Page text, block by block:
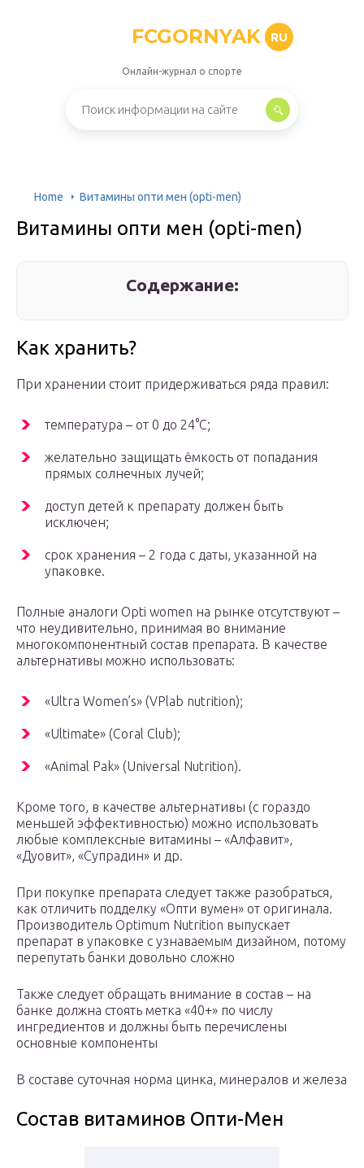
FCGORNYAK RU
Онлайн-журнал о спорте
Home Витамины опти мен (opti-men)
Витамины опти мен (opti-men)
Содержание:
Как хранить?
При хранении стоит придерживаться ряда правил:
температура – от 0 до 24°С;
желательно защищать ёмкость от попадания
прямых солнечных лучей;
доступ детей к препарату должен быть
исключен;
срок хранения – 2 года с даты, указанной на
упаковке.
Полные аналоги Opti women на рынке отсутствуют –
что неудивительно, принимая во внимание
многокомпонентный состав препарата. В качестве
альтернативы можно использовать:
«Ultra Women’s» (VPlab nutrition);
«Ultimate» (Coral Club);
«Animal Pak» (Universal Nutrition).
Кроме того, в качестве альтернативы (с гораздо
меньшей эффективностью) можно использовать
любые комплексные витамины – «Алфавит»,
«Дуовит», «Супрадин» и др.
При покупке препарата следует также разобраться,
как отличить подделку «Опти вумен» от оригинала.
Производитель Optimum Nutrition выпускает
препарат в упаковке с узнаваемым дизайном, потому
перепутать банки довольно сложно
Также следует обращать внимание в состав – на
банке должна стоять метка «40+» по числу
ингредиентов и должны быть перечислены
основные компоненты
В составе суточная норма цинка, минералов и железа
Состав витаминов Опти-Мен